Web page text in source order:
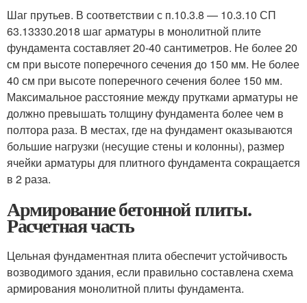
Шаг прутьев. В соответствии с п.10.3.8 — 10.3.10 СП
63.13330.2018 шаг арматуры в монолитной плите
фундамента составляет 20-40 сантиметров. Не более 20
см при высоте поперечного сечения до 150 мм. Не более
40 см при высоте поперечного сечения более 150 мм.
Максимальное расстояние между прутками арматуры не
должно превышать толщину фундамента более чем в
полтора раза. В местах, где на фундамент оказываются
большие нагрузки (несущие стены и колонны), размер
ячейки арматуры для плитного фундамента сокращается
в 2 раза.
Армирование бетонной плиты.
Расчетная часть
Цельная фундаментная плита обеспечит устойчивость
возводимого здания, если правильно составлена схема
армирования монолитной плиты фундамента.